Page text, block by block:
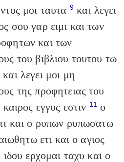
μοι ταυτα 9και λεγει
σου γαρ ειμι και των
και των
του βιβλιου τουτου τω
και λεγει μοι μη
της προφητειας του
εγγυς εστιν 11ο
και ο ρυπων ρυπωσατω
ετι και ο αγιος
ιδου ερχομαι ταχυ και ο